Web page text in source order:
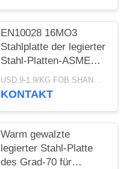
EN10028 16MO3
Stahlplatte der legierter
Stahl-Platten-ASME
Chrome Moly
USD.9-1.9/KG FOB SHANGHAI MOQ:1000kg
KONTAKT
Warm gewalzte
legierter Stahl-Platte
des Grad-70 für